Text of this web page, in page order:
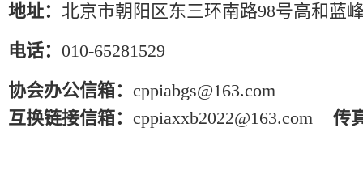
地址： 北京市朝阳区东三环南路98号高和蓝
电话： 010-65281529
协会办公信箱： cppiabgs@163.com
互换链接信箱： cppiaxxb2022@163.com 传